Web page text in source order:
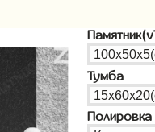
Тумба
Полировка